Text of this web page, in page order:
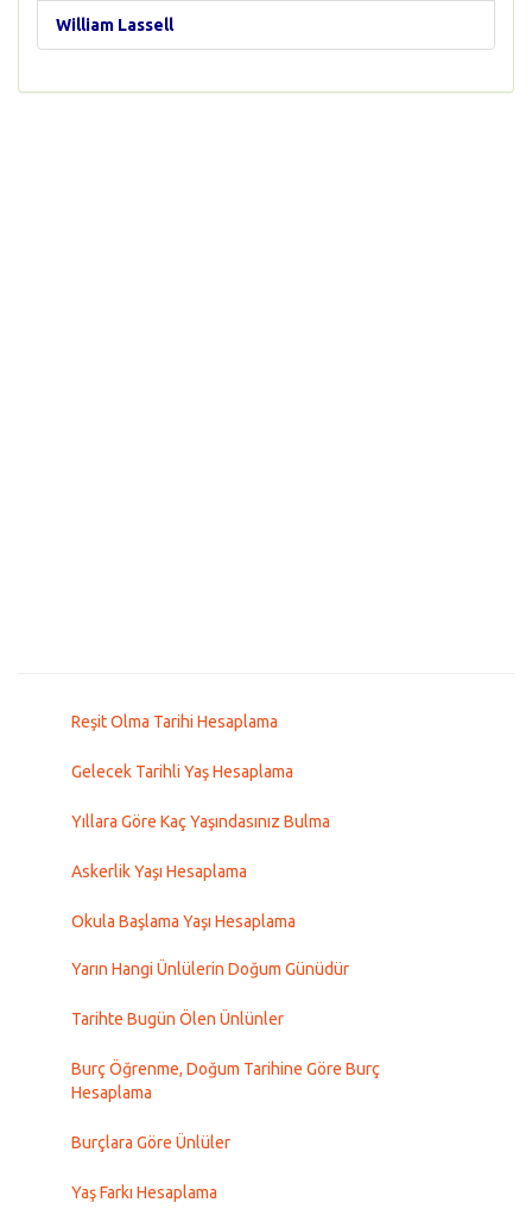
William Lassell
Reşit Olma Tarihi Hesaplama
Gelecek Tarihli Yaş Hesaplama
Yıllara Göre Kaç Yaşındasınız Bulma
Askerlik Yaşı Hesaplama
Okula Başlama Yaşı Hesaplama
Yarın Hangi Ünlülerin Doğum Günüdür
Tarihte Bugün Ölen Ünlünler
Burç Öğrenme, Doğum Tarihine Göre Burç
Hesaplama
Burçlara Göre Ünlüler
Yaş Farkı Hesaplama